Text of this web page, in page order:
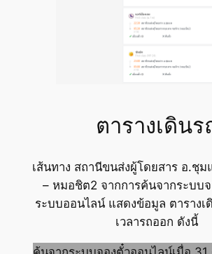
ตารางเดินร
เส้นทาง สถานีขนส่งผู้โดยสาร อ.ชุ
– หมอชิต2 จากการค้นจากระบบ
ระบบออนไลน์ แสดงข้อมูล ตารางเ
เวลารถออก ดังนี้